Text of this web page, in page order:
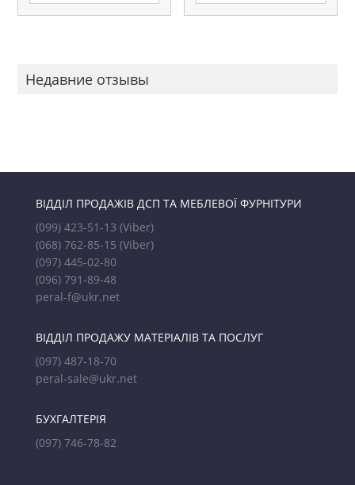
Недавние отзывы
ВІДДІЛ ПРОДАЖІВ ДСП ТА МЕБЛЕВОЇ ФУРНІТУРИ
(099) 423-51-13 (Viber)
(068) 762-85-15 (Viber)
(097) 445-02-80
(096) 791-89-48
peral-f@ukr.net
ВІДДІЛ ПРОДАЖУ МАТЕРІАЛІВ ТА ПОСЛУГ
(097) 487-18-70
peral-sale@ukr.net
БУХГАЛТЕРІЯ
(097) 746-78-82